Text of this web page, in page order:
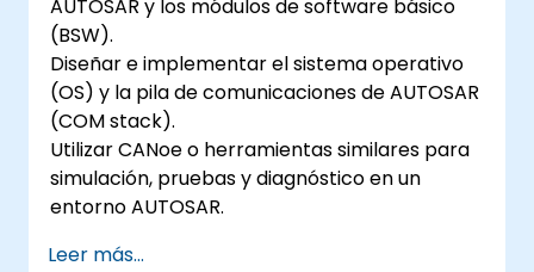
AUTOSAR y los módulos de software básico
(BSW).
Diseñar e implementar el sistema operativo
(OS) y la pila de comunicaciones de AUTOSAR
(COM stack).
Utilizar CANoe o herramientas similares para
simulación, pruebas y diagnóstico en un
entorno AUTOSAR.
Leer más...